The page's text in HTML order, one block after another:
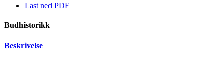
Last ned PDF
Budhistorikk
Beskrivelse